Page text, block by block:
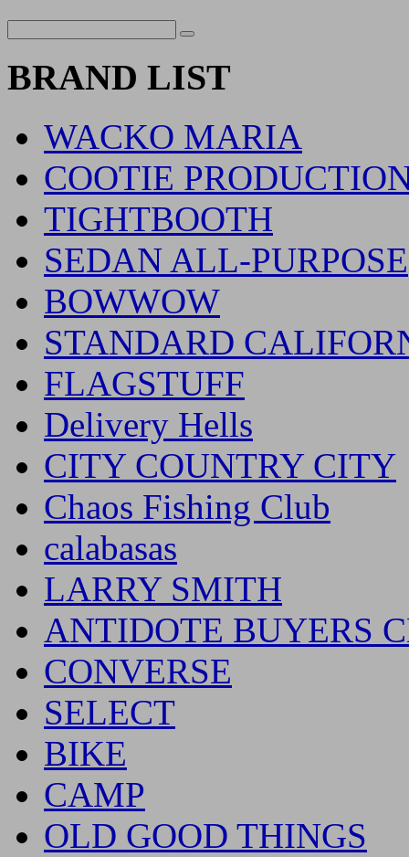
BRAND LIST
WACKO MARIA
COOTIE
TIGHTBOOTH
SEDAN ALL-PURPOSE
BOWWOW
STANDARD
FLAGSTUFF
Delivery Hells
CITY COUNTRY CITY
Chaos Fishing Club
calabasas
LARRY SMITH
ANTIDOTE BUYERS
CONVERSE
SELECT
BIKE
CAMP
OLD GOOD THINGS